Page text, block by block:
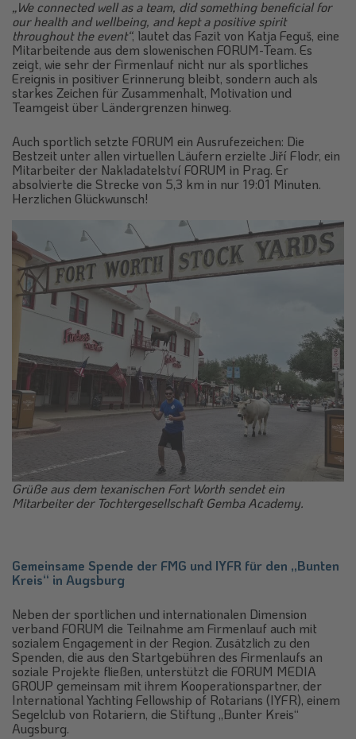
„We connected well as a team, did something beneficial for
our health and wellbeing, and kept a positive spirit
throughout the event“, lautet das Fazit von Katja Feguš, eine
Mitarbeitende aus dem slowenischen FORUM-Team. Es
zeigt, wie sehr der Firmenlauf nicht nur als sportliches
Ereignis in positiver Erinnerung bleibt, sondern auch als
starkes Zeichen für Zusammenhalt, Motivation und
Teamgeist über Ländergrenzen hinweg.
Auch sportlich setzte FORUM ein Ausrufezeichen: Die
Bestzeit unter allen virtuellen Läufern erzielte Jiří Flodr, ein
Mitarbeiter der Nakladatelství FORUM in Prag. Er
absolvierte die Strecke von 5,3 km in nur 19:01 Minuten.
Herzlichen Glückwunsch!
Grüße aus dem texanischen Fort Worth sendet ein
Mitarbeiter der Tochtergesellschaft Gemba Academy.
Gemeinsame Spende der FMG und IYFR für den „Bunten
Kreis“ in Augsburg
Neben der sportlichen und internationalen Dimension
verband FORUM die Teilnahme am Firmenlauf auch mit
sozialem Engagement in der Region. Zusätzlich zu den
Spenden, die aus den Startgebühren des Firmenlaufs an
soziale Projekte fließen, unterstützt die FORUM MEDIA
GROUP gemeinsam mit ihrem Kooperationspartner, der
International Yachting Fellowship of Rotarians (IYFR), einem
Segelclub von Rotariern, die Stiftung „Bunter Kreis“
Augsburg.